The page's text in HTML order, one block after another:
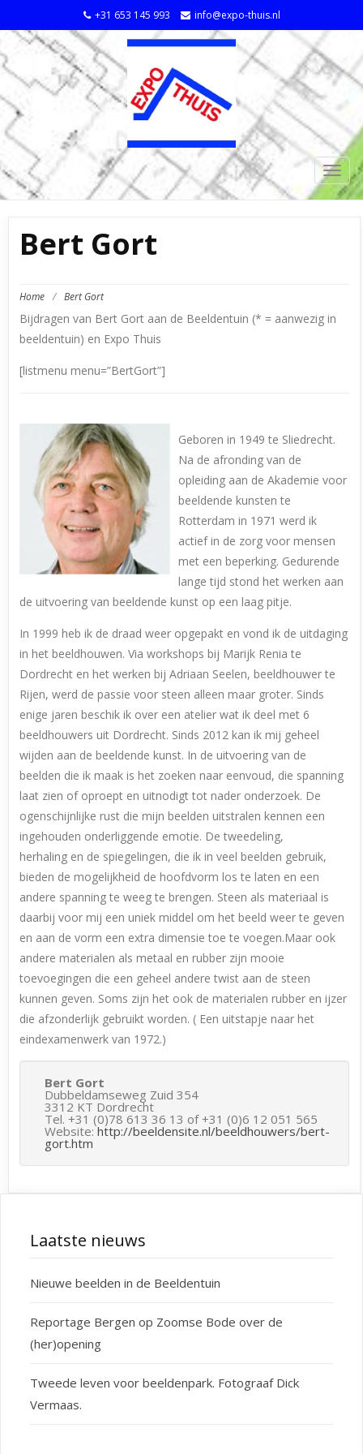
+31 653 145 993 info@expo-thuis.nl
Bert Gort
Home / Bert Gort
Bijdragen van Bert Gort aan de Beeldentuin (* = aanwezig in
beeldentuin) en Expo Thuis
[listmenu menu=”BertGort”]
Geboren in 1949 te Sliedrecht.
Na de afronding van de
opleiding aan de Akademie voor
beeldende kunsten te
Rotterdam in 1971 werd ik
actief in de zorg voor mensen
met een beperking. Gedurende
lange tijd stond het werken aan
de uitvoering van beeldende kunst op een laag pitje.
In 1999 heb ik de draad weer opgepakt en vond ik de uitdaging
in het beeldhouwen. Via workshops bij Marijk Renia te
Dordrecht en het werken bij Adriaan Seelen, beeldhouwer te
Rijen, werd de passie voor steen alleen maar groter. Sinds
enige jaren beschik ik over een atelier wat ik deel met 6
beeldhouwers uit Dordrecht. Sinds 2012 kan ik mij geheel
wijden aan de beeldende kunst. In de uitvoering van de
beelden die ik maak is het zoeken naar eenvoud, die spanning
laat zien of oproept en uitnodigt tot nader onderzoek. De
ogenschijnlijke rust die mijn beelden uitstralen kennen een
ingehouden onderliggende emotie. De tweedeling,
herhaling en de spiegelingen, die ik in veel beelden gebruik,
bieden de mogelijkheid de hoofdvorm los te laten en een
andere spanning te weeg te brengen. Steen als materiaal is
daarbij voor mij een uniek middel om het beeld weer te geven
en aan de vorm een extra dimensie toe te voegen.Maar ook
andere materialen als metaal en rubber zijn mooie
toevoegingen die een geheel andere twist aan de steen
kunnen geven. Soms zijn het ook de materialen rubber en ijzer
die afzonderlijk gebruikt worden. ( Een uitstapje naar het
eindexamenwerk van 1972.)
Bert Gort
Dubbeldamseweg Zuid 354
3312 KT Dordrecht
Tel. +31 (0)78 613 36 13 of +31 (0)6 12 051 565
Website:http://beeldensite.nl/beeldhouwers/bert-
gort.htm
Laatste nieuws
Nieuwe beelden in de Beeldentuin
Reportage Bergen op Zoomse Bode over de
(her)opening
Tweede leven voor beeldenpark. Fotograaf Dick
Vermaas.